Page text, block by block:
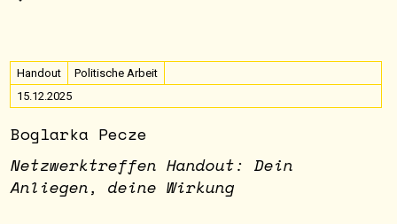
Handout
Politische Arbeit
15.12.2025
Boglarka Pecze
Netzwerktreffen Handout: Dein
Anliegen, deine Wirkung